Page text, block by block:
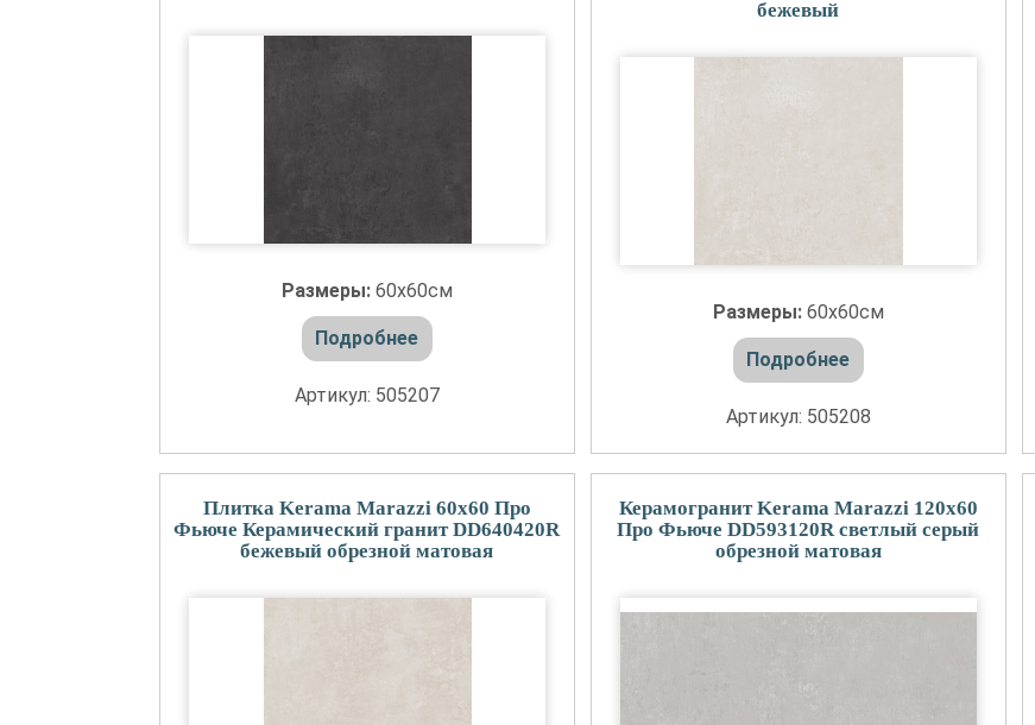
Размеры: 60x60см
Подробнее
Артикул: 505207
бежевый
Размеры: 60x60см
Подробнее
Артикул: 505208
Плитка Kerama Marazzi 60x60 Про
Фьюче Керамический гранит DD640420R
бежевый обрезной матовая
Керамогранит Kerama Marazzi 120x60
Про Фьюче DD593120R светлый серый
обрезной матовая